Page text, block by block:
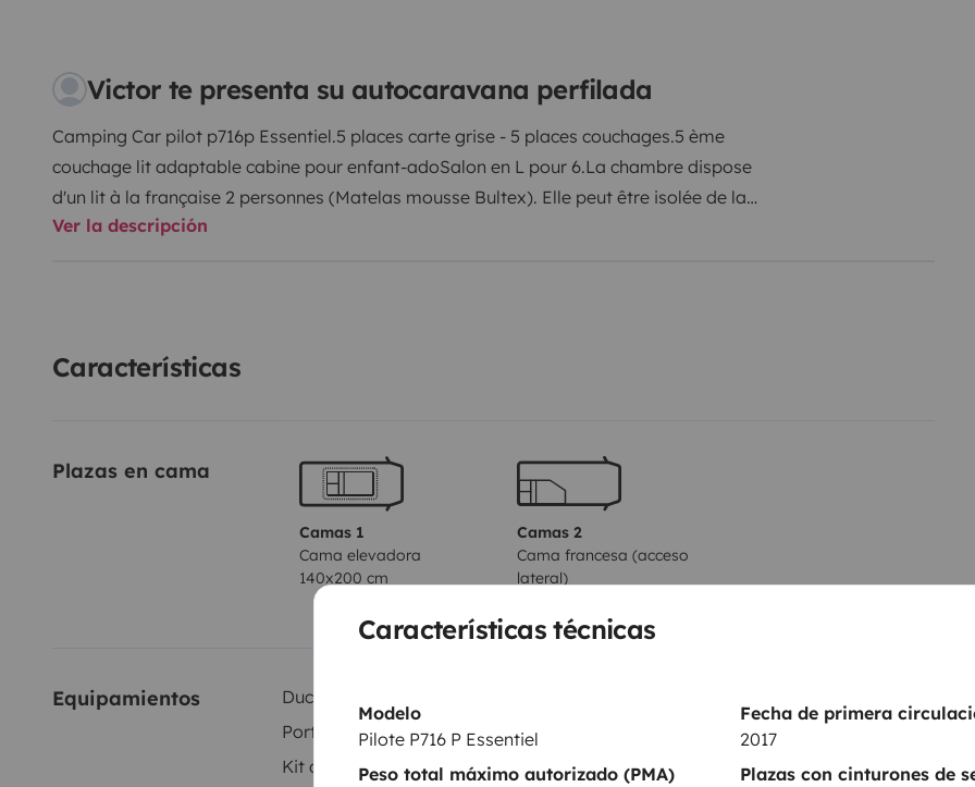
Características técnicas
Modelo
Pilote P716 P Essentiel
Fecha de primera
2017
Peso total máximo autorizado (PMA)
Plazas con cinturones de
Victor te presenta su autocaravana perfilada
Camping Car pilot p716p Essentiel.5 places carte grise - 5 places couchages.5 ème
couchage lit adaptable cabine pour enfant-adoSalon en L pour 6.La chambre dispose
d'un lit à la française 2 personnes (Matelas mousse Bultex). Elle peut être isolée de la
partie avant grâce à une cloison coulissante. Salle de bain jouxte le lit, une penderie.
Ver la descripción
Características
Plazas en cama
Camas 1
Cama elevadora
140x200 cm
Camas 2
Cama francesa (acceso
lateral)
Equipamientos Ducha interior
Portabicicletas
Kit de vajilla
Kit de limpieza